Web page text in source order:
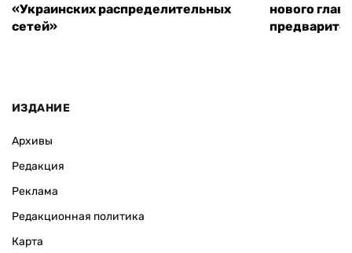
«Украинских распределительных
сетей»
нового
ИЗДАНИЕ
Архивы
Редакция
Реклама
Редакционная политика
Карта